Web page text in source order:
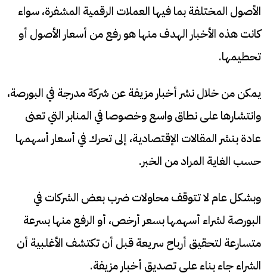
الأصول المختلفة بما فيها العملات الرقمية المشفرة، سواء
كانت هذه الأخبار الهدف منها هو رفع من أسعار الأصول أو
تحطيمها.
يمكن من خلال نشر أخبار مزيفة عن شركة مدرجة في البورصة،
وانتشارها على نطاق واسع وخصوصا في المنابر التي تعنى
عادة بنشر المقالات الإقتصادية، إلى تحرك في أسعار أسهمها
حسب الغاية المراد من الخبر.
وبشكل عام لا تتوقف محاولات ضرب بعض الشركات في
البورصة لشراء أسهمها بسعر أرخص، أو الرفع منها بسرعة
متسارعة لتحقيق أرباح سريعة قبل أن تكتشف الأغلبية أن
الشراء جاء بناء على تصديق أخبار مزيفة.